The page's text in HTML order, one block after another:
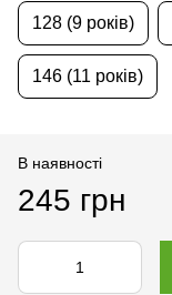
128 (9 років)
146 (11 років)
В наявності
245 грн